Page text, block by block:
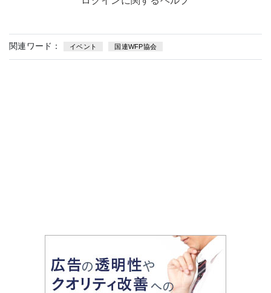
関連ワード： イベント 国連WFP協会